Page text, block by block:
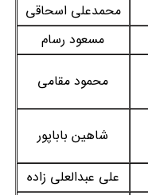
محمدعلی اسحاقی
مسعود رسام
محمود مقامی
شاهین باباپور
علی عبدالعلی زاده